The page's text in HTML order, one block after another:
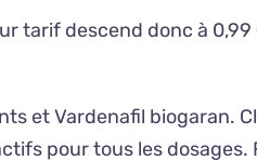
tarif descend donc à
et Vardenafil biogaran.
pour tous les